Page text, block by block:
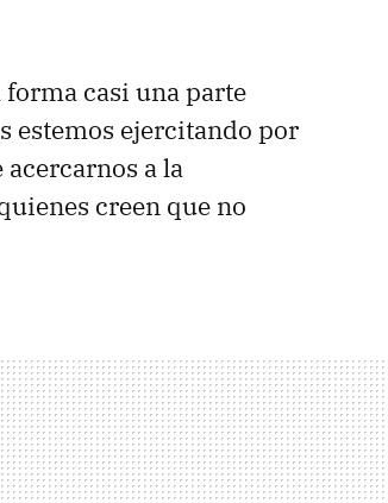
casi una parte
estemos ejercitando por
a la
creen que no